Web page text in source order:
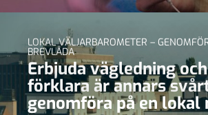
LOKAL VÄLJARBAROMETER –
BREVLÅDA
Erbjuda vägledning
förklara är annars
genomföra på en lokal